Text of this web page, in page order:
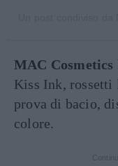
MAC Cosmetics
Kiss Ink, rossetti
prova di bacio,
colore.